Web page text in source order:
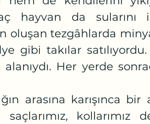
hayvan da
oluşan tezgâhlarda
gibi takılar
alanıydı. Her yerde
saçlarımız,